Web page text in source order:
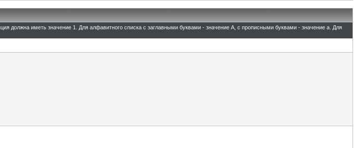
должна иметь значение 1. Для алфавитного списка с заглавными буквами - значение A, с прописными буквами - значение а. Для